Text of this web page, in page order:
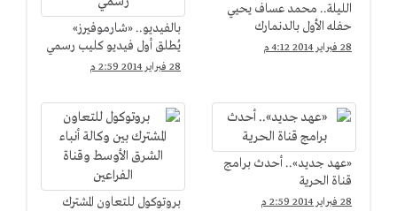
الليلة.. محمد عساف يحيي
حفله الأول بالدنمارك
28 فبراير 2014 4:12 م
بالفيديو.. «شارموفيرز»
يُطلق أول فيديو كليب رسمي
28 فبراير 2014 2:59 م
«عهد جديد».. أحدث برامج
قناة الحرية
28 فبراير 2014 2:59 م
بروتوكول للتعاون المشترك